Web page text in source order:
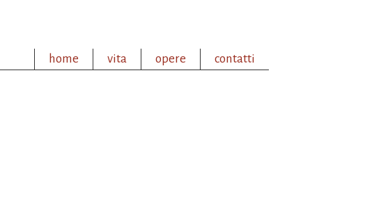
home vita opere contatti